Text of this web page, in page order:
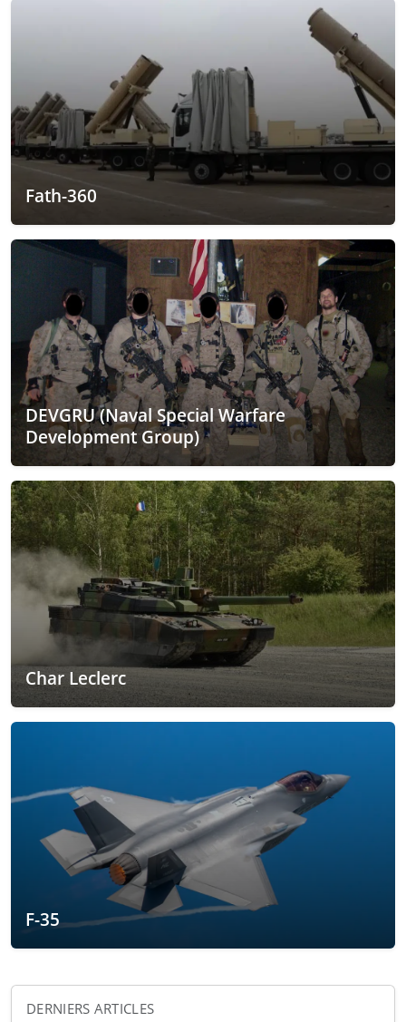
Fath-360
DEVGRU (Naval Special Warfare
Development Group)
Char Leclerc
F-35
DERNIERS ARTICLES